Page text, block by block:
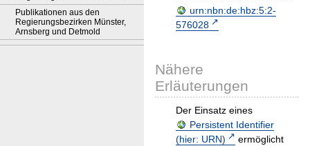
Publikationen aus den
Regierungsbezirken Münster,
Arnsberg und Detmold
urn:nbn:de:hbz:5:2-
576028
Nähere
Erläuterungen
Der Einsatz eines
Persistent Identifier
(hier: URN)
ermöglicht